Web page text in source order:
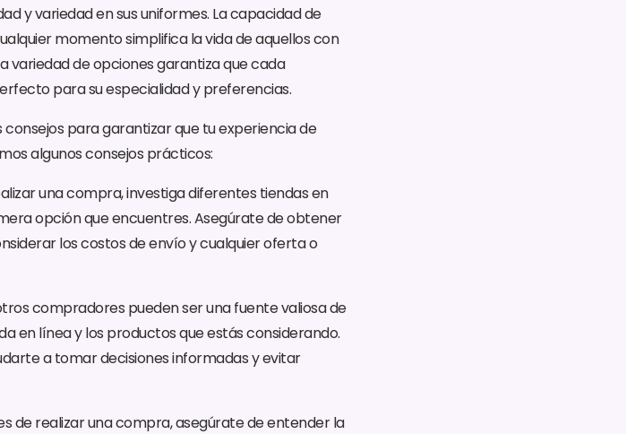
y variedad en sus uniformes. La capacidad de
momento simplifica la vida de aquellos con
variedad de opciones garantiza que cada
para su especialidad y preferencias.
para garantizar que tu experiencia de
algunos consejos prácticos:
una compra, investiga diferentes tiendas en
opción que encuentres. Asegúrate de obtener
los costos de envío y cualquier oferta o
compradores pueden ser una fuente valiosa de
en línea y los productos que estás considerando.
a tomar decisiones informadas y evitar
de realizar una compra, asegúrate de entender la